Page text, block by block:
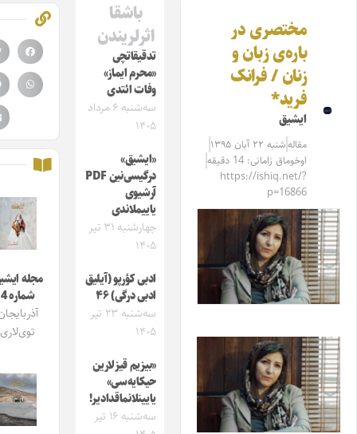
مختصری در
باره‌ی زبان و
زنان / فرانک
فرید*
ایشیق
شنبه ۲۲ آبان ۱۳۹۵
اوخوماق زامانی: 14 دقیقه
https://ishiq.net/?
p=16866
باشقا
اثرلریندن
تدقیقاتچی
«محرم ایماز»
وفات ائتدی
سه‌شنبه ۶ مرداد
«ایشیق»
درگیسی‌نین PDF
آرشیوی
یاییملاندی
چهارشنبه ۳۱ تیر
ادبی کؤرپو (آیلیق
ادبی درگی) ۴۶
سه‌شنبه ۲۳ تیر
«بیزیم قیزلارین
حیکایه‌سی»
یایینلانماقدادیر!
سه‌شنبه ۱۶ تیر
مجله ایشیق
شماره 4
آذربایجان
توی‌لاری